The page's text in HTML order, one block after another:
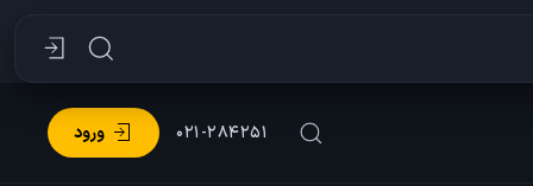
۰۲۱-۲۸۴۲۵۱ ورود